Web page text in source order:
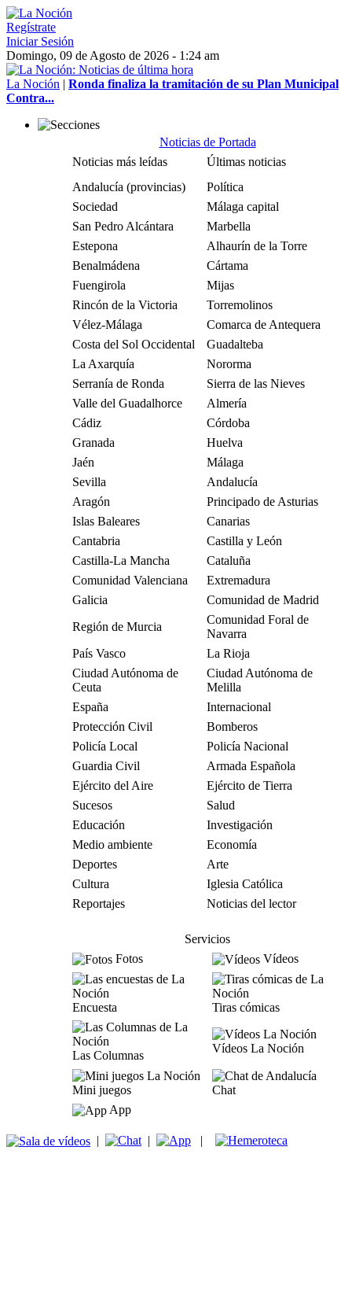
Regístrate
Iniciar Sesión
Domingo, 09 de Agosto de 2026 - 1:24 am
La Noción | Ronda finaliza la tramitación de su Plan Municipal
Contra...
Noticias de Portada
Noticias más leídas
Últimas noticias
Andalucía (provincias)
Política
Sociedad
Málaga capital
San Pedro Alcántara
Marbella
Estepona
Alhaurín de la Torre
Benalmádena
Cártama
Fuengirola
Mijas
Rincón de la Victoria
Torremolinos
Vélez-Málaga
Comarca de Antequera
Costa del Sol Occidental
Guadalteba
La Axarquía
Nororma
Serranía de Ronda
Sierra de las Nieves
Valle del Guadalhorce
Almería
Cádiz
Córdoba
Granada
Huelva
Jaén
Málaga
Sevilla
Andalucía
Aragón
Principado de Asturias
Islas Baleares
Canarias
Cantabria
Castilla y León
Castilla-La Mancha
Cataluña
Comunidad Valenciana
Extremadura
Galicia
Comunidad de Madrid
Región de Murcia
Comunidad Foral de
Navarra
País Vasco
La Rioja
Ciudad Autónoma de
Ceuta
Ciudad Autónoma de
Melilla
España
Internacional
Protección Civil
Bomberos
Policía Local
Policía Nacional
Guardia Civil
Armada Española
Ejército del Aire
Ejército de Tierra
Sucesos
Salud
Educación
Investigación
Medio ambiente
Economía
Deportes
Arte
Cultura
Iglesia Católica
Reportajes
Noticias del lector
Servicios
Fotos
Vídeos
Encuesta Tiras cómicas
Las Columnas
Vídeos La Noción
Mini juegos
Chat
App
| | |